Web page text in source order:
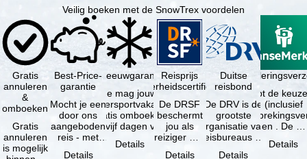
Veilig boeken met de SnowTrex voordelen
Gratis
annuleren
&
omboeken
Gratis
annuleren
is mogelijk
Best-Price-
garantie
Mocht je een
door ons
aangeboden
reis - met
Details
Sneeuwgarantie
Je mag jouw
wintersportvakantie
gratis omboeken
als vijf dagen voor
Details
Reisprijs
zekerheidscertificaat
De DRSF
beschermt
jou als
reiziger met
Details
Duitse
reisbond
De DRV is de
grootste
organisatie van
reisbureaus en
Details
Je hebt de
(inclusief
en . De …
Details